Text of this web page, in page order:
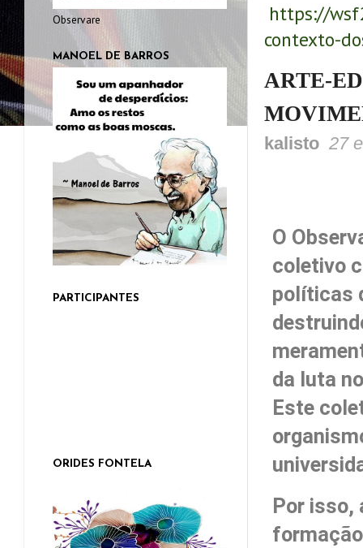
https://
contexto-
ARTE-
kalisto 27
O
coletivo
políticas
da luta
Este
Por isso,
Observare
MANOEL DE BARROS
PARTICIPANTES
ORIDES FONTELA